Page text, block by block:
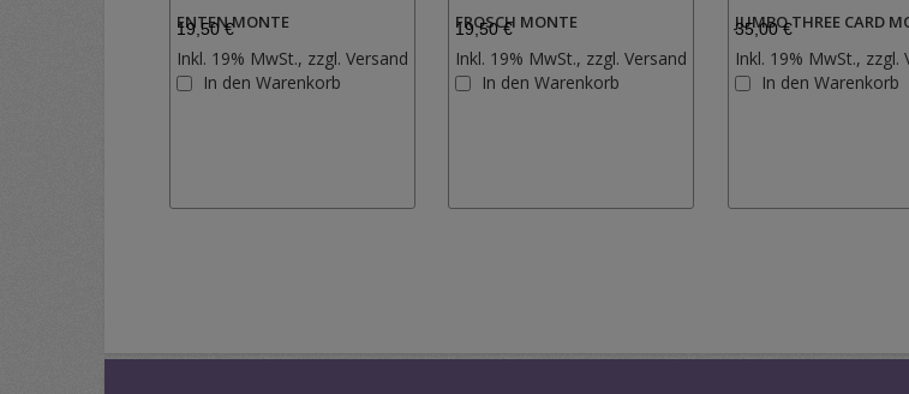
ENTEN MONTE
19,50 €
Inkl. 19% MwSt., zzgl. Versand
In den Warenkorb
FROSCH MONTE
19,50 €
Inkl. 19% MwSt., zzgl.Versand
In den Warenkorb
JUMBO THREE CARD
35,00 €
Inkl. 19% MwSt., zzgl.
In den Warenkorb